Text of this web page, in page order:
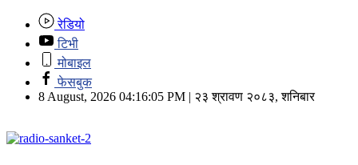
रेडियो
टिभी
मोबाइल
फेसबुक
8 August, 2026 04:16:05 PM | २३ श्रावण २०८३, शनिबार